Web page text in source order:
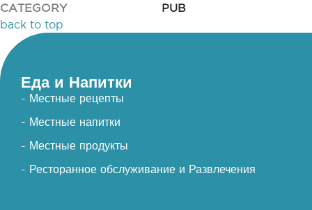
CATEGORY
PUB
back to top
Еда и Напитки
- Местные рецепты
- Местные напитки
- Местные продукты
- Ресторанное обслуживание и Развлечения